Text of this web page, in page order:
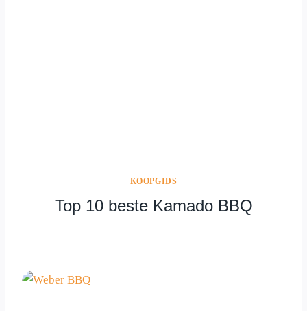
KOOPGIDS
Top 10 beste Kamado BBQ